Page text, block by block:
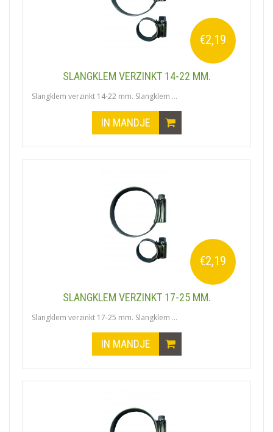
€2,19
SLANGKLEM VERZINKT 14-22 MM.
Slangklem verzinkt 14-22 mm. Slangklem ...
IN MANDJE
€2,19
SLANGKLEM VERZINKT 17-25 MM.
Slangklem verzinkt 17-25 mm. Slangklem ...
IN MANDJE